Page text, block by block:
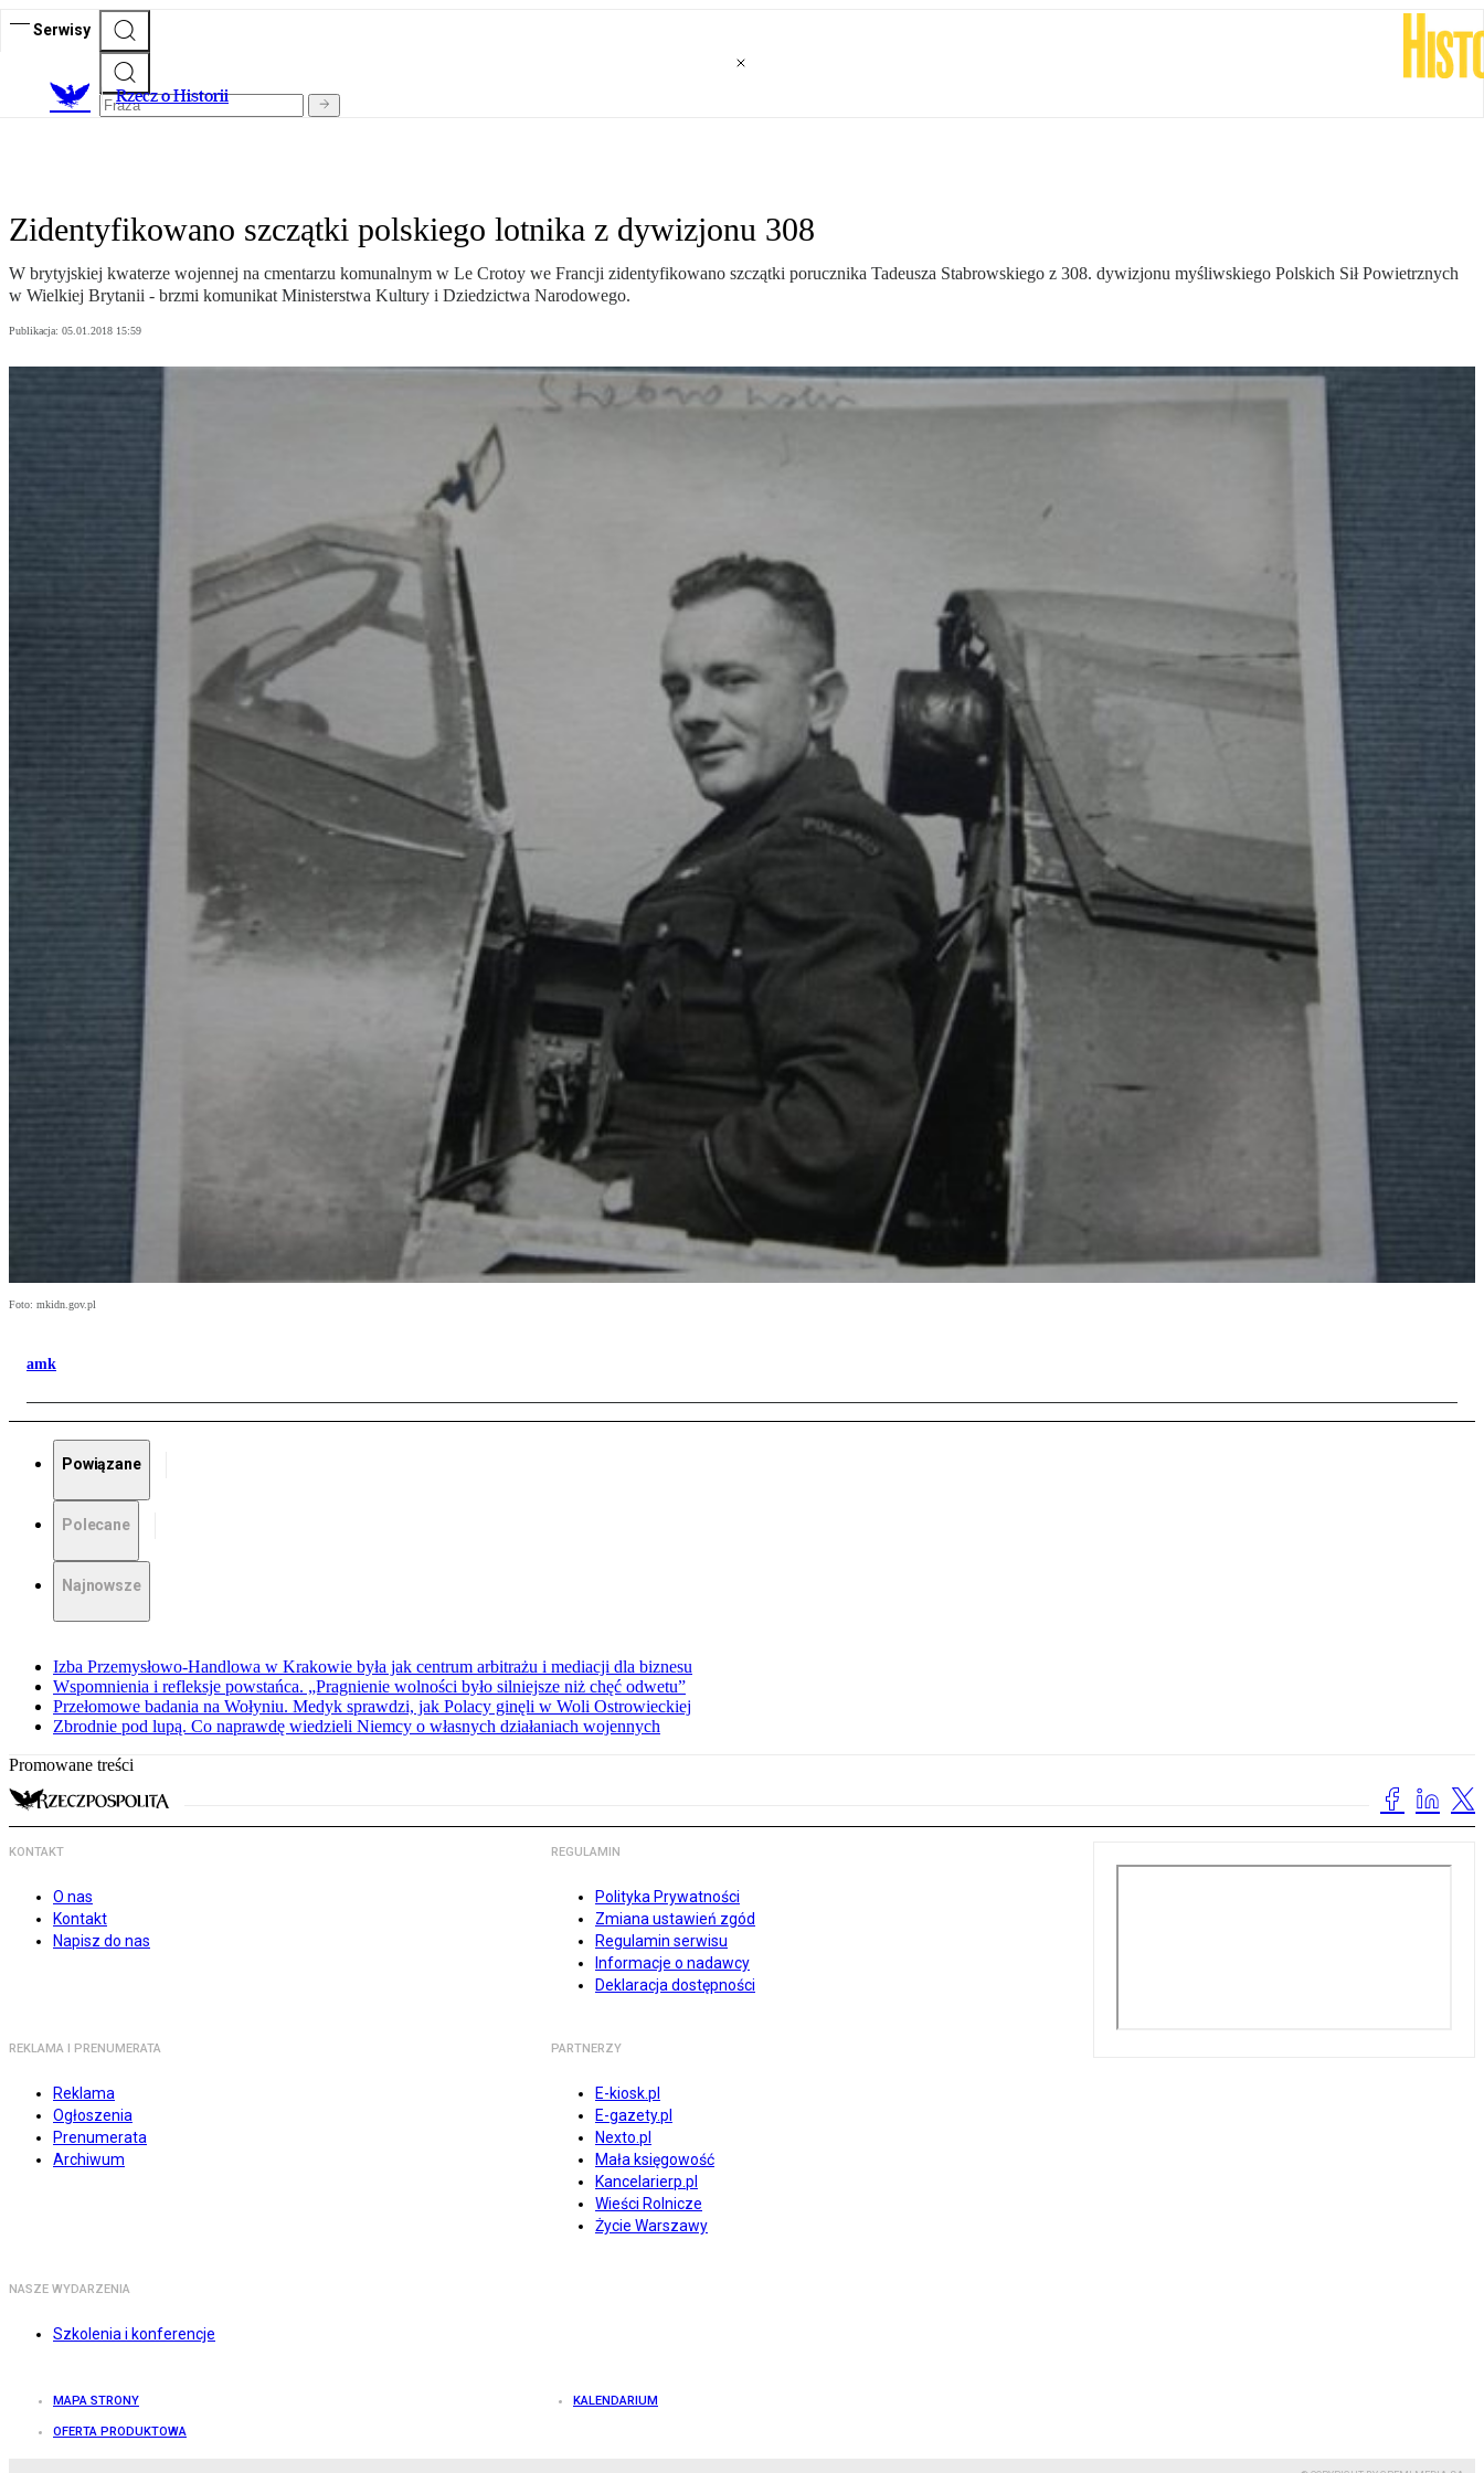
Serwisy
Rzecz o Historii
Zidentyfikowano szczątki polskiego lotnika z dywizjonu 308
W brytyjskiej kwaterze wojennej na cmentarzu komunalnym w Le Crotoy we Francji zidentyfikowano szczątki porucznika Tadeusza Stabrowskiego z 308. dywizjonu myśliwskiego Polskich Sił Powietrznych
w Wielkiej Brytanii - brzmi komunikat Ministerstwa Kultury i Dziedzictwa Narodowego.
Publikacja: 05.01.2018 15:59
Foto: mkidn.gov.pl
amk
Powiązane
Polecane
Najnowsze
Izba Przemysłowo-Handlowa w Krakowie była jak centrum arbitrażu i mediacji dla biznesu
Wspomnienia i refleksje powstańca. „Pragnienie wolności było silniejsze niż chęć odwetu”
Przełomowe badania na Wołyniu. Medyk sprawdzi, jak Polacy ginęli w Woli Ostrowieckiej
Zbrodnie pod lupą. Co naprawdę wiedzieli Niemcy o własnych działaniach wojennych
Promowane treści
KONTAKT
O nas
Kontakt
Napisz do nas
REGULAMIN
Polityka Prywatności
Zmiana ustawień zgód
Regulamin serwisu
Informacje o nadawcy
Deklaracja dostępności
REKLAMA I PRENUMERATA
Reklama
Ogłoszenia
Prenumerata
Archiwum
PARTNERZY
E-kiosk.pl
E-gazety.pl
Nexto.pl
Mała księgowość
Kancelarierp.pl
Wieści Rolnicze
Życie Warszawy
NASZE WYDARZENIA
Szkolenia i konferencje
MAPA STRONY KALENDARIUM
OFERTA PRODUKTOWA